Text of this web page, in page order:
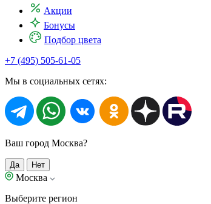
Акции
Бонусы
Подбор цвета
+7 (495) 505-61-05
Мы в социальных сетях:
Ваш город Москва?
Да Нет
Москва
Выберите регион